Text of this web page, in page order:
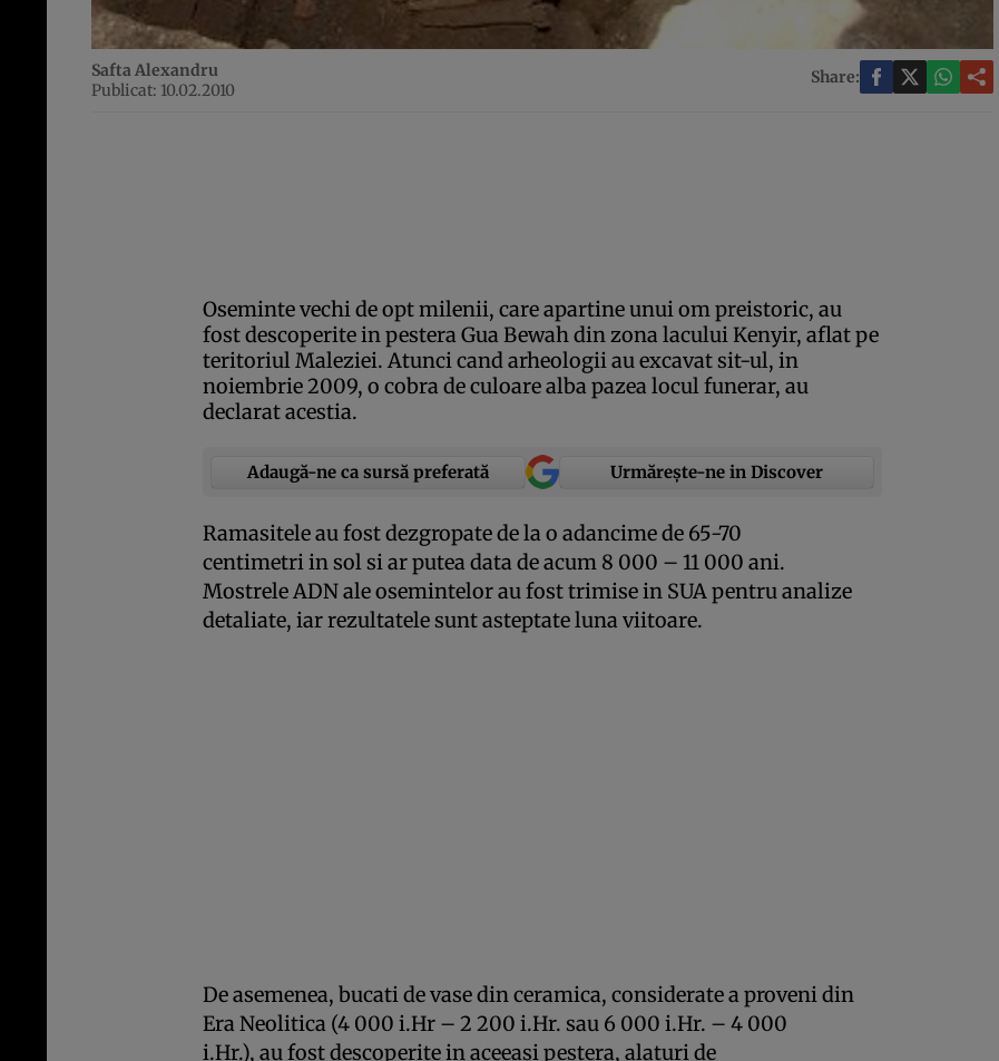
Safta Alexandru
Publicat: 10.02.2010
Share:
Oseminte vechi de opt milenii, care apartine unui om preistoric, au
fost descoperite in pestera Gua Bewah din zona lacului Kenyir, aflat pe
teritoriul Maleziei. Atunci cand arheologii au excavat sit-ul, in
noiembrie 2009, o cobra de culoare alba pazea locul funerar, au
declarat acestia.
Adaugă-ne ca sursă preferată Urmărește-ne in Discover
Ramasitele au fost dezgropate de la o adancime de 65-70
centimetri in sol si ar putea data de acum 8 000 – 11 000 ani.
Mostrele ADN ale osemintelor au fost trimise in SUA pentru analize
detaliate, iar rezultatele sunt asteptate luna viitoare.
De asemenea, bucati de vase din ceramica, considerate a proveni din
Era Neolitica (4 000 i.Hr – 2 200 i.Hr. sau 6 000 i.Hr. – 4 000
i.Hr.), au fost descoperite in aceeasi pestera, alaturi de